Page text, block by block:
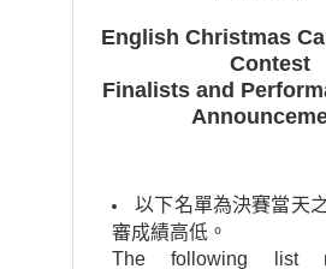
English Christmas
Contest
Finalists and
以下名單為決賽當天
審成績高低 。
The following list